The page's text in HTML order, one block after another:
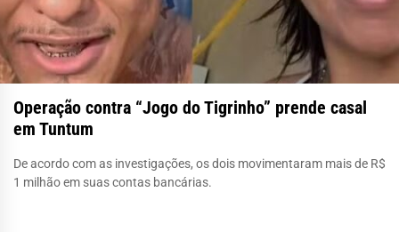
Operação contra “Jogo do Tigrinho” prende casal
em Tuntum
De acordo com as investigações, os dois movimentaram mais de R$
1 milhão em suas contas bancárias.